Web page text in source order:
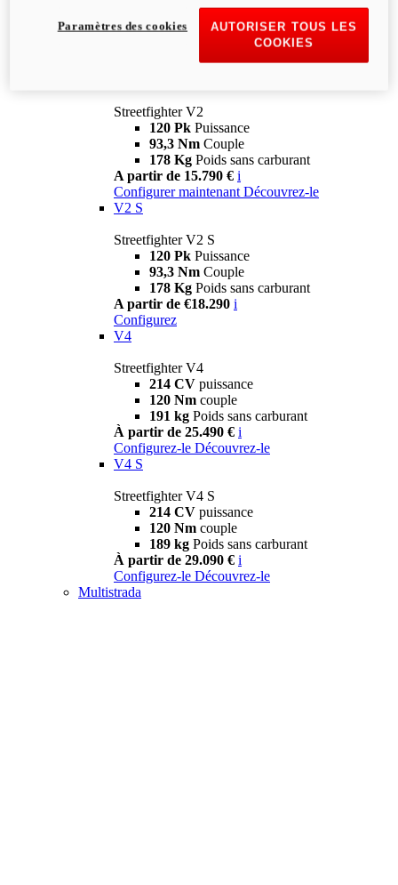
Streetfighter V2
120 Pk Puissance
93,3 Nm Couple
178 Kg Poids sans carburant
A partir de 15.790 € i
Configurer maintenant Découvrez-le
V2 S
Streetfighter V2 S
120 Pk Puissance
93,3 Nm Couple
178 Kg Poids sans carburant
A partir de €18.290 i
Configurez
V4
Streetfighter V4
214 CV puissance
120 Nm couple
191 kg Poids sans carburant
À partir de 25.490 € i
Configurez-le Découvrez-le
V4 S
Streetfighter V4 S
214 CV puissance
120 Nm couple
189 kg Poids sans carburant
À partir de 29.090 € i
Configurez-le Découvrez-le
Multistrada
AUTORISER TOUS LES
COOKIES
Paramètres des cookies